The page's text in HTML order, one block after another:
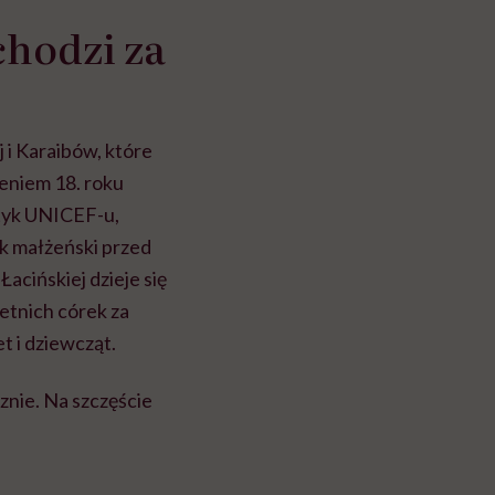
za
i Karaibów, które
18. roku
UNICEF-u,
małżeński przed
dzieje się
córek za
i dziewcząt.
Na szczęście